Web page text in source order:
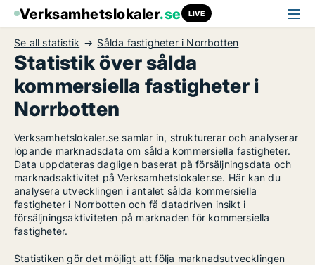
Verksamhetslokaler.se LIVE
Se all statistik Sålda fastigheter i Norrbotten
Statistik över sålda
kommersiella fastigheter i
Norrbotten
Verksamhetslokaler.se samlar in, strukturerar och analyserar
löpande marknadsdata om sålda kommersiella fastigheter.
Data uppdateras dagligen baserat på försäljningsdata och
marknadsaktivitet på Verksamhetslokaler.se. Här kan du
analysera utvecklingen i antalet sålda kommersiella
fastigheter i Norrbotten och få datadriven insikt i
försäljningsaktiviteten på marknaden för kommersiella
fastigheter.
Statistiken gör det möjligt att följa marknadsutvecklingen